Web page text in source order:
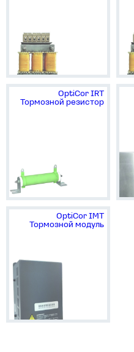
OptiCor IRT
Тормозной резистор
OptiCor IМТ
Тормозной модуль